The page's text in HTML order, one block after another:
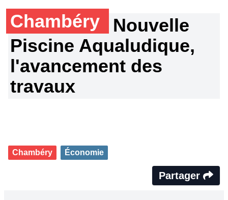
Chambéry
Nouvelle
Piscine Aqualudique,
l'avancement des
travaux
Chambéry Économie
Partager